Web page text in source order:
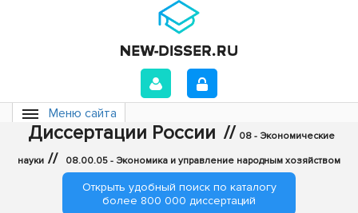
Меню сайта
Диссертации России // 08 - Экономические
науки // 08.00.05 - Экономика и управление народным хозяйством
Открыть удобный поиск по каталогу
более 800 000 диссертаций